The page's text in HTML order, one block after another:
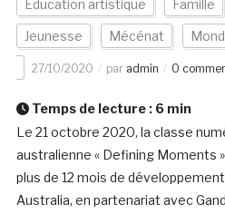
Education artistique Famille
Jeunesse Mécénat
27/10/2020 par admin 0
Temps de lecture : 6 min
Le 21 octobre 2020, la classe
australienne « Defining Moments
plus de 12 mois de
Australia, en partenariat avec